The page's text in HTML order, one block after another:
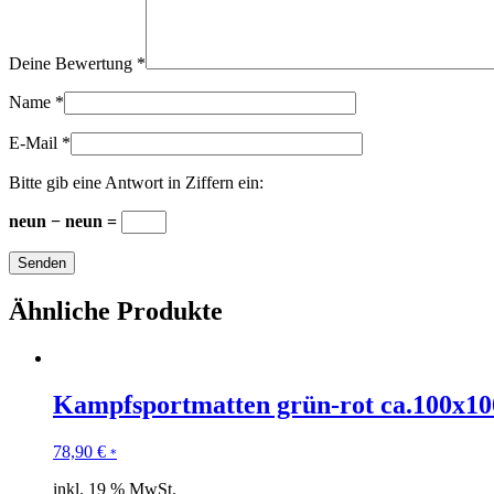
Deine Bewertung *
Name *
E-Mail *
Bitte gib eine Antwort in Ziffern ein:
neun − neun =
Ähnliche Produkte
Kampfsportmatten grün-rot
78,90 € *
inkl. 19 % MwSt.